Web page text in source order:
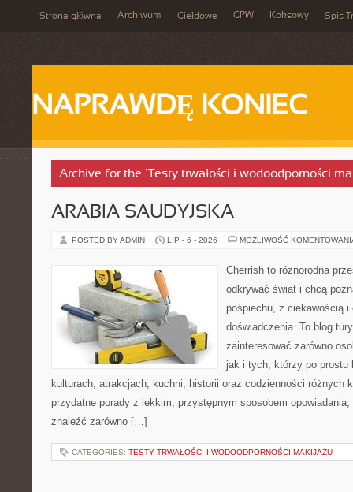
Strona główna Archiwum Giełdowe GPW Koksowy Spis
NAPRAWDĘ KONIEC
Archive for the ‘Testy trwałości i wodoodporności
ARABIA SAUDYJSKA
POSTED BY ADMIN LIP - 6 - 2026 MOŻLIWOŚĆ
Cherrish to różnorodna
odkrywać świat i chcą
pośpiechu, z ciekawością i
doświadczenia. To blog
zainteresować zarówno
jak i tych, którzy po prostu
kulturach, atrakcjach, kuchni, historii oraz codzienności różnych
przydatne porady z lekkim, przystępnym sposobem
znaleźć zarówno […]
CATEGORIES: TESTY TRWAŁOŚCI I WODOODPORNOŚCI MAKIJAŻU